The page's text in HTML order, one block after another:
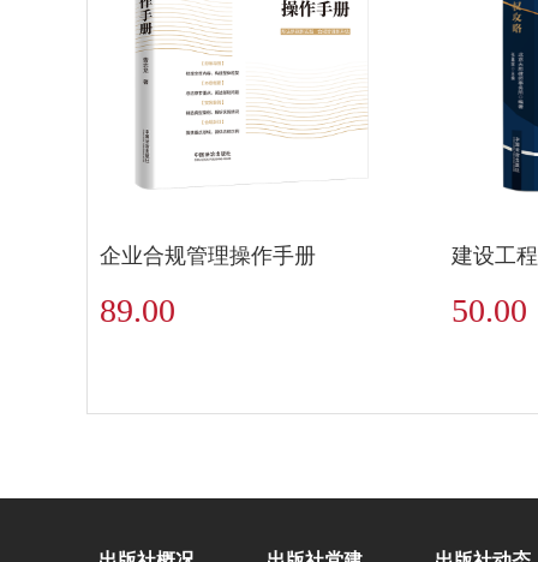
企业合规管理操作手册
89.00
建设工
50.00